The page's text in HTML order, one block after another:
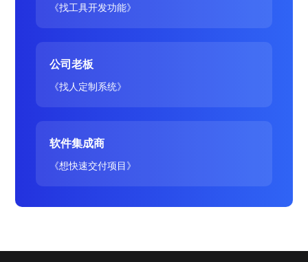
《找工具开发功能》
公司老板
《找人定制系统》
软件集成商
《想快速交付项目》